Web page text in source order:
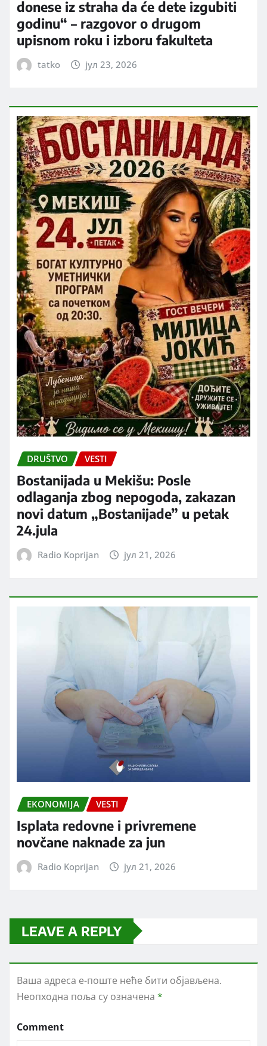
donese iz straha da će dete izgubiti
godinu“ – razgovor o drugom
upisnom roku i izboru fakulteta
tatko јул 23, 2026
DRUŠTVO VESTI
Bostanijada u Mekišu: Posle
odlaganja zbog nepogoda, zakazan
novi datum „Bostanijade” u petak
24.jula
Radio Koprijan јул 21, 2026
EKONOMIJA VESTI
Isplata redovne i privremene
novčane naknade za jun
Radio Koprijan јул 21, 2026
LEAVE A REPLY
Ваша адреса е-поште неће бити објављена.
Неопходна поља су означена *
Comment